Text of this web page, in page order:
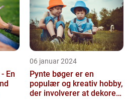
En
06 januar 2024
Pynte bøger er en
populær og kreativ hobby,
der involverer at dekorere